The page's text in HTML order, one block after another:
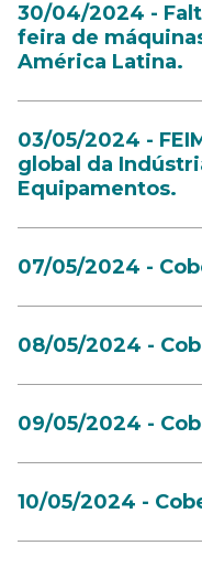
30/04/2024 -
feira de
América Latina.
03/05/2024 -
global da
Equipamentos.
07/05/2024 -
08/05/2024 -
09/05/2024 -
10/05/2024 -